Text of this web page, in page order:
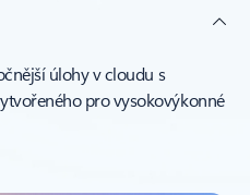
úlohy v cloudu s
pro vysokovýkonné